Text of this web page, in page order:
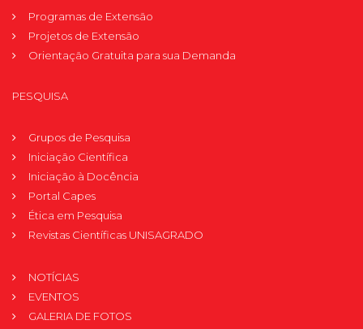
Programas de Extensão
Projetos de Extensão
Orientação Gratuita para sua Demanda
PESQUISA
Grupos de Pesquisa
Iniciação Científica
Iniciação à Docência
Portal Capes
Ética em Pesquisa
Revistas Científicas UNISAGRADO
NOTÍCIAS
EVENTOS
GALERIA DE FOTOS